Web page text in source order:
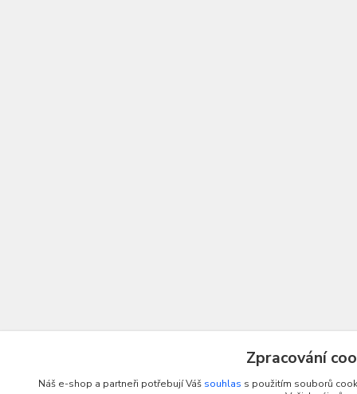
Zpracování
Náš e-shop a partneři potřebují Váš souhlas s použitím souborů